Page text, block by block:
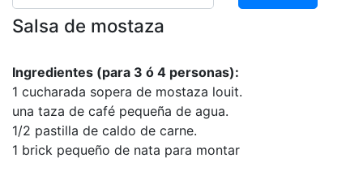
Salsa de mostaza
Ingredientes (para 3 ó 4 personas):
1 cucharada sopera de mostaza louit.
una taza de café pequeña de agua.
1/2 pastilla de caldo de carne.
1 brick pequeño de nata para montar